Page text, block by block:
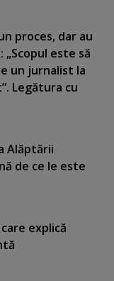
proces, dar au
este să
un jurnalist la
Legătura cu
Alăptării
de ce le este
explică